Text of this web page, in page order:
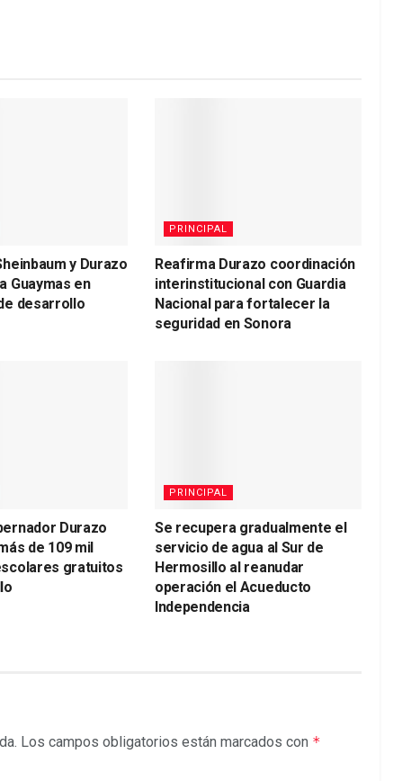
y Durazo
Guaymas en
desarrollo
PRINCIPAL
Reafirma Durazo coordinación
interinstitucional con Guardia
Nacional para fortalecer la
seguridad en Sonora
Durazo
de 109 mil
gratuitos
PRINCIPAL
Se recupera gradualmente el
servicio de agua al Sur de
Hermosillo al reanudar
operación el Acueducto
Independencia
Los campos obligatorios están marcados con *